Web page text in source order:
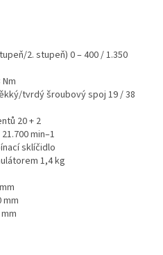
2. stupeň) 0 – 400 / 1.350
tvrdý šroubový spoj 19 / 38
20 + 2
21.700 min–1
sklíčidlo
1,4 kg
mm